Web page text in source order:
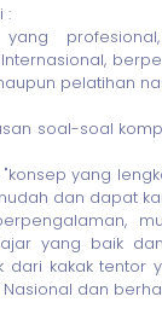
:
pelatihan
soal-soal
yang
dan dapat
yang baik
dari kakak
dan